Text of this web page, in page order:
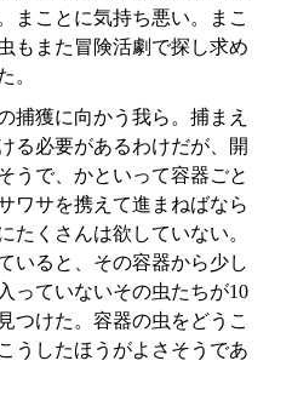
まことに気持ち悪い。まこ
もまた冒険活劇で探し求め
。
捕獲に向かう我ら。捕まえ
る必要があるわけだが、開
うで、かといって容器ごと
ワサを携えて進まねばなら
たくさんは欲していない。
いると、その容器から少し
っていないその虫たちが10
つけた。容器の虫をどうこ
うしたほうがよさそうであ